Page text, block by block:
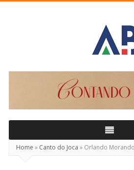
Home » Canto do Joca » Orlando